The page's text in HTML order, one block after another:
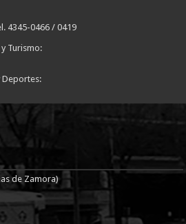
4345-0466 / 0419
Turismo:
Deportes:
de Zamora)